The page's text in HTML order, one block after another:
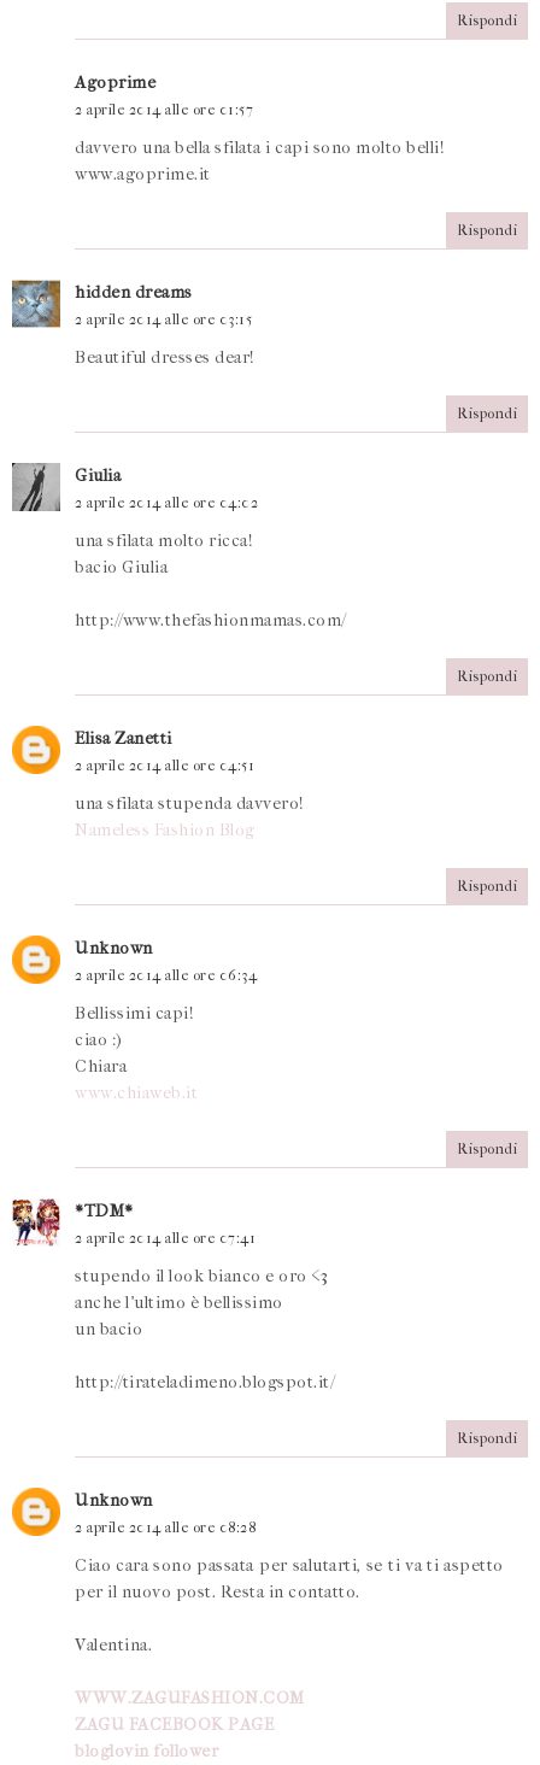
Rispondi
Agoprime
2 aprile 2014 alle ore 01:57
davvero una bella sfilata i capi sono molto belli!
www.agoprime.it
Rispondi
hidden dreams
2 aprile 2014 alle ore 03:15
Beautiful dresses dear!
Rispondi
Giulia
2 aprile 2014 alle ore 04:02
una sfilata molto ricca!
bacio Giulia
http://www.thefashionmamas.com/
Rispondi
Elisa Zanetti
2 aprile 2014 alle ore 04:51
una sfilata stupenda davvero!
Nameless Fashion Blog
Rispondi
Unknown
2 aprile 2014 alle ore 06:34
Bellissimi capi!
ciao :)
Chiara
www.chiaweb.it
Rispondi
*TDM*
2 aprile 2014 alle ore 07:41
stupendo il look bianco e oro <3
anche l'ultimo è bellissimo
un bacio
http://tirateladimeno.blogspot.it/
Rispondi
Unknown
2 aprile 2014 alle ore 08:28
Ciao cara sono passata per salutarti, se ti va ti aspetto
per il nuovo post. Resta in contatto.
Valentina.
WWW.ZAGUFASHION.COM
ZAGU FACEBOOK PAGE
bloglovin follower